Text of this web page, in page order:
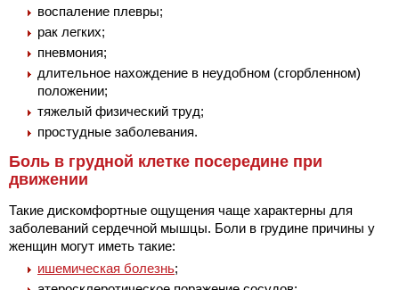
воспаление плевры;
рак легких;
пневмония;
длительное нахождение в неудобном (сгорбленном)
положении;
тяжелый физический труд;
простудные заболевания.
Боль в грудной клетке посередине при
движении
Такие дискомфортные ощущения чаще характерны для
заболеваний сердечной мышцы. Боли в грудине причины у
женщин могут иметь такие:
ишемическая болезнь;